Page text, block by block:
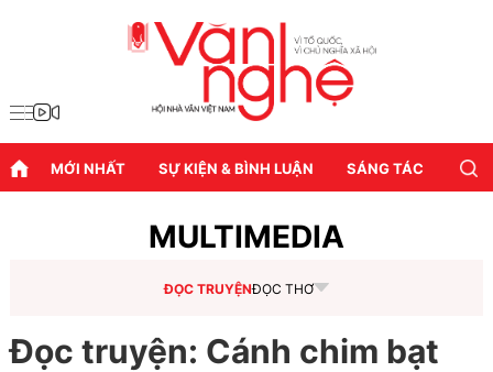
MỚI NHẤT SỰ KIỆN & BÌNH LUẬN SÁNG TÁC
MULTIMEDIA
ĐỌC TRUYỆNĐỌC THƠ
Đọc truyện: Cánh chim bạt